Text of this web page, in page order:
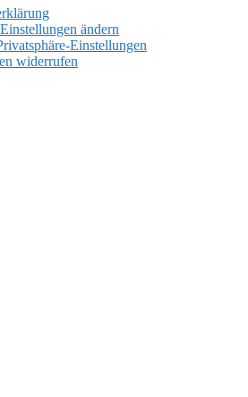
ändern
Einstellungen
widerrufen